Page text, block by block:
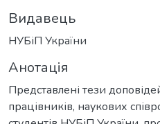
Видавець
НУБіП України
Анотація
Представлені тези
працівників, наукових